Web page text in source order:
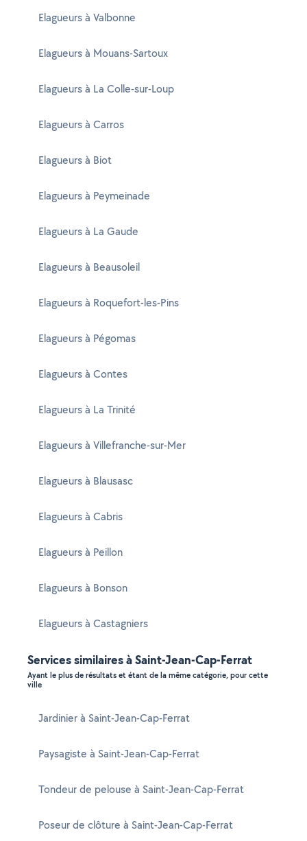
Elagueurs à Valbonne
Elagueurs à Mouans-Sartoux
Elagueurs à La Colle-sur-Loup
Elagueurs à Carros
Elagueurs à Biot
Elagueurs à Peymeinade
Elagueurs à La Gaude
Elagueurs à Beausoleil
Elagueurs à Roquefort-les-Pins
Elagueurs à Pégomas
Elagueurs à Contes
Elagueurs à La Trinité
Elagueurs à Villefranche-sur-Mer
Elagueurs à Blausasc
Elagueurs à Cabris
Elagueurs à Peillon
Elagueurs à Bonson
Elagueurs à Castagniers
Services similaires à Saint-Jean-Cap-Ferrat
Ayant le plus de résultats et étant de la même catégorie, pour cette
ville
Jardinier à Saint-Jean-Cap-Ferrat
Paysagiste à Saint-Jean-Cap-Ferrat
Tondeur de pelouse à Saint-Jean-Cap-Ferrat
Poseur de clôture à Saint-Jean-Cap-Ferrat